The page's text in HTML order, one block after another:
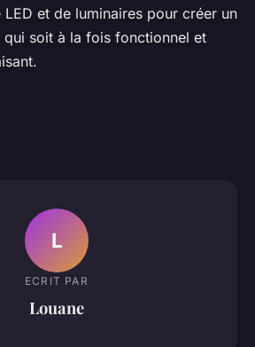
et de luminaires pour créer un
soit à la fois fonctionnel et
L
ECRIT PAR
Louane